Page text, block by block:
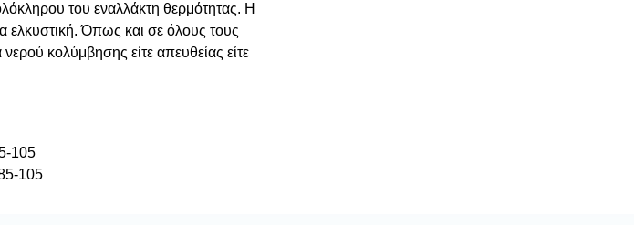
του εναλλάκτη θερμότητας. Η
ελκυστική. Όπως και σε όλους τους
κολύμβησης είτε απευθείας είτε